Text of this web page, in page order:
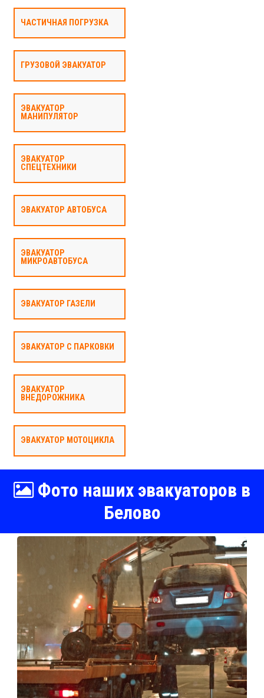
ЧАСТИЧНАЯ ПОГРУЗКА
ГРУЗОВОЙ ЭВАКУАТОР
ЭВАКУАТОР
МАНИПУЛЯТОР
ЭВАКУАТОР
СПЕЦТЕХНИКИ
ЭВАКУАТОР АВТОБУСА
ЭВАКУАТОР
МИКРОАВТОБУСА
ЭВАКУАТОР ГАЗЕЛИ
ЭВАКУАТОР С ПАРКОВКИ
ЭВАКУАТОР
ВНЕДОРОЖНИКА
ЭВАКУАТОР МОТОЦИКЛА
Фото наших эвакуаторов в
Белово